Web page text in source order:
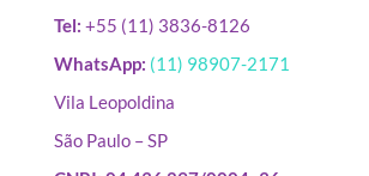
Tel: +55 (11) 3836-8126
WhatsApp: (11) 98907-2171
Vila Leopoldina
São Paulo – SP